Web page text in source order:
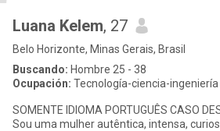
Luana Kelem, 27
Belo Horizonte, Minas Gerais, Brasil
Buscando: Hombre 25 - 38
Ocupación: Tecnología-ciencia-ingeniería
SOMENTE IDIOMA PORTUGUÊS CASO
Sou uma mulher autêntica, intensa,